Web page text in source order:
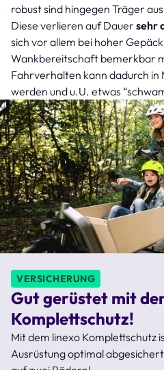
robust sind hingegen Träger
Diese verlieren auf Dauer sehr
sich vor allem bei hoher
Wankbereitschaft bemerkbar
Fahrverhalten kann dadurch in
werden und u.U. etwas
VERSICHERUNG
Gut gerüstet mit
Komplettschutz!
Mit dem linexo Komplettschutz
Ausrüstung optimal